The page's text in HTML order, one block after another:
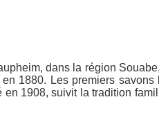
dans la région
1880. Les premiers
1908, suivit la tradition